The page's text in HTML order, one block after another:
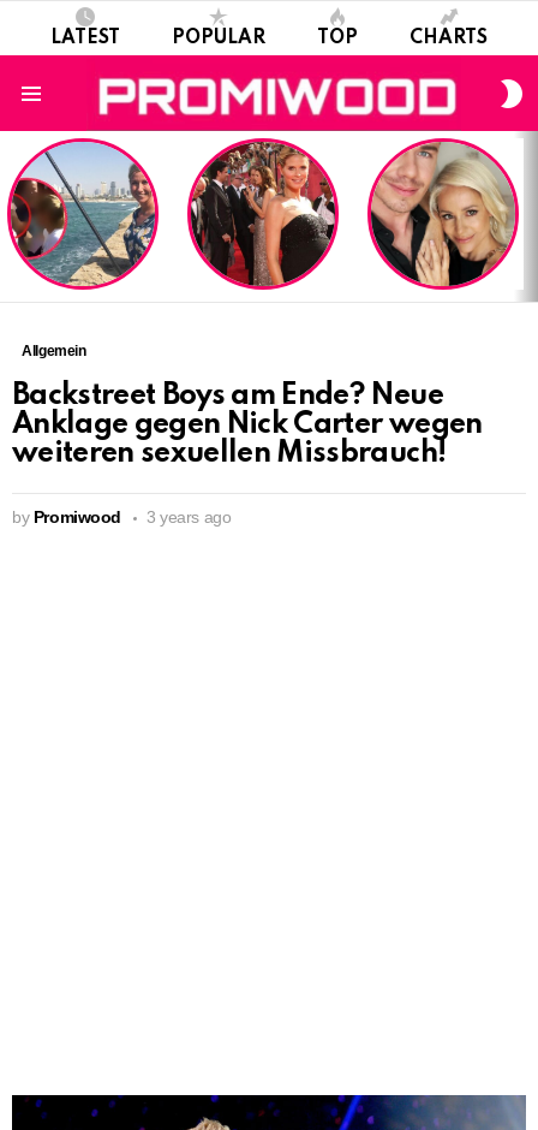
LATEST POPULAR TOP CHARTS
LATEST
STORIES
Allgemein
Backstreet Boys am Ende? Neue
Anklage gegen Nick Carter wegen
weiteren sexuellen Missbrauch!
by Promiwood 3 years ago